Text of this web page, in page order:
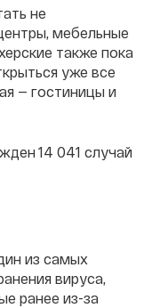
не
мебельные
также пока
уже все
— гостиницы и
14 041 случай
из самых
вируса,
ранее из-за